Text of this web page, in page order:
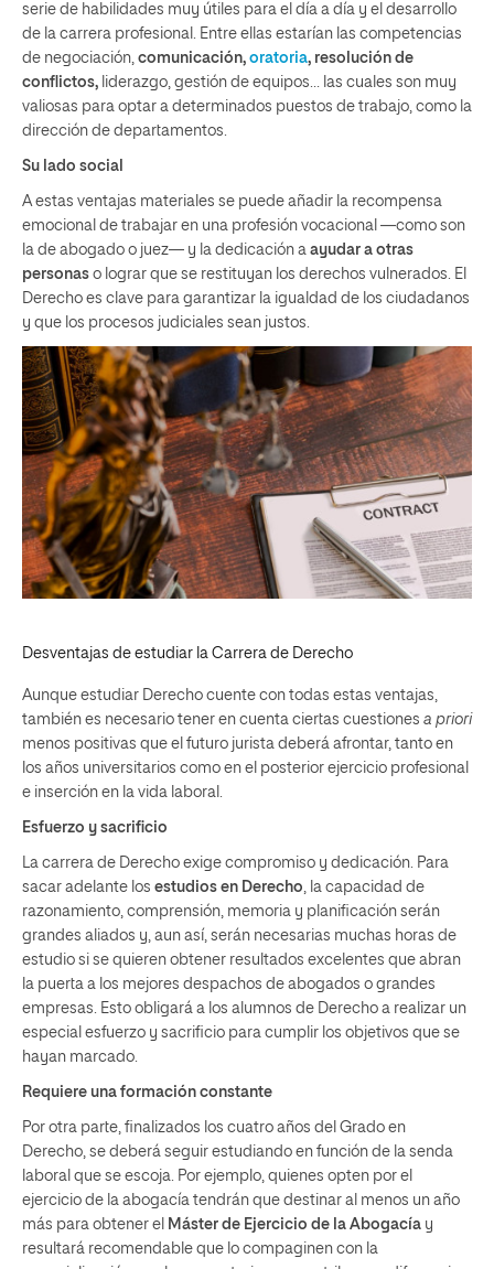
serie de habilidades muy útiles para el día a día y el desarrollo
de la carrera profesional. Entre ellas estarían las competencias
de negociación, comunicación, oratoria, resolución de
conflictos, liderazgo, gestión de equipos… las cuales son muy
valiosas para optar a determinados puestos de trabajo, como la
dirección de departamentos.
Su lado social
A estas ventajas materiales se puede añadir la recompensa
emocional de trabajar en una profesión vocacional —como son
la de abogado o juez— y la dedicación a ayudar a otras
personas o lograr que se restituyan los derechos vulnerados. El
Derecho es clave para garantizar la igualdad de los ciudadanos
y que los procesos judiciales sean justos.
Desventajas de estudiar la Carrera de Derecho
Aunque estudiar Derecho cuente con todas estas ventajas,
también es necesario tener en cuenta ciertas cuestiones a priori
menos positivas que el futuro jurista deberá afrontar, tanto en
los años universitarios como en el posterior ejercicio profesional
e inserción en la vida laboral.
Esfuerzo y sacrificio
La carrera de Derecho exige compromiso y dedicación. Para
sacar adelante los estudios en Derecho, la capacidad de
razonamiento, comprensión, memoria y planificación serán
grandes aliados y, aun así, serán necesarias muchas horas de
estudio si se quieren obtener resultados excelentes que abran
la puerta a los mejores despachos de abogados o grandes
empresas. Esto obligará a los alumnos de Derecho a realizar un
especial esfuerzo y sacrificio para cumplir los objetivos que se
hayan marcado.
Requiere una formación constante
Por otra parte, finalizados los cuatro años del Grado en
Derecho, se deberá seguir estudiando en función de la senda
laboral que se escoja. Por ejemplo, quienes opten por el
ejercicio de la abogacía tendrán que destinar al menos un año
más para obtener el Máster de Ejercicio de la Abogacía y
resultará recomendable que lo compaginen con la